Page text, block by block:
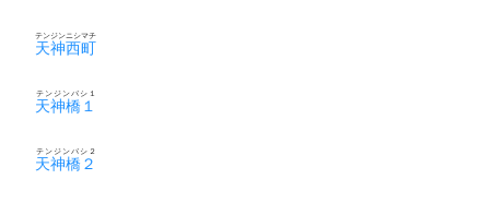
天神西町
テンジンニシマチ
天神橋１
テンジンバシ１
天神橋２
テンジンバシ２